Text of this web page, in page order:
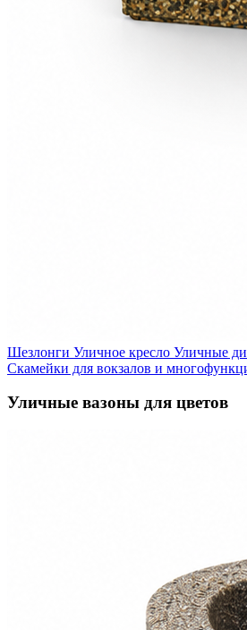
Шезлонги Уличное кресло Уличные
Скамейки для вокзалов и
Уличные вазоны для цветов